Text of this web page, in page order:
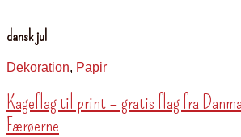
dansk jul
Dekoration, Papir
Kageflag til print – gratis flag fra
Færøerne